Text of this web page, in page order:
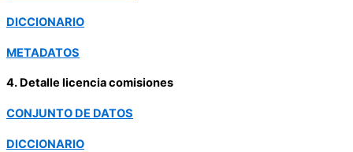
DICCIONARIO
METADATOS
4. Detalle licencia comisiones
CONJUNTO DE DATOS
DICCIONARIO